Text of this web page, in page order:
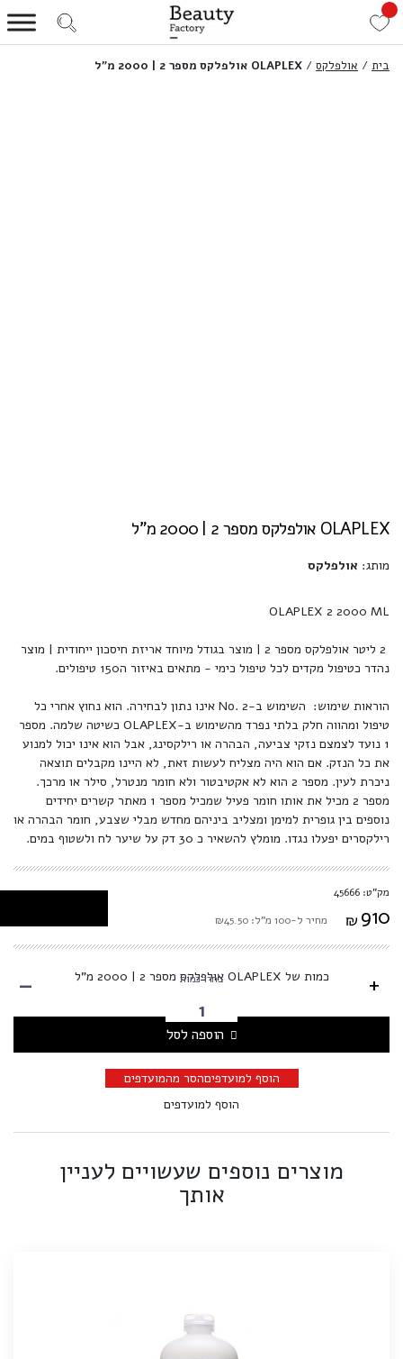
בית / אולפלקס / OLAPLEX אולפלקס מספר 2 | 2000 מ”ל
OLAPLEX אולפלקס מספר 2 | 2000 מ"ל
מותג: אולפלקס
OLAPLEX 2 2000 ML
2 ליטר אולפלקס מספר 2 | מוצר בגודל מיוחד אריזת חיסכון ייחודית | מוצר
נהדר כטיפול מקדים לכל טיפול כימי - מתאים באיזור ה150 טיפולים.
הוראות שימוש: השימוש ב-No. 2 אינו נתון לבחירה. הוא נחוץ אחרי כל
טיפול ומהווה חלק בלתי נפרד מהשימוש ב-OLAPLEX כשיטה שלמה. מספר
1 נועד לצמצם נזקי צביעה, הבהרה או רילקסינג, אבל הוא אינו יכול למנוע
את כל הנזק. אם הוא היה מצליח לעשות זאת, לא היינו מקבלים תוצאה
ניכרת לעין. מספר 2 הוא לא אקטיבטור ולא חומר מנטרל, סילר או מרכך.
מספר 2 מכיל את אותו חומר פעיל שמכיל מספר 1 מאתר קשרים יחידים
נוספים בין גופרית למימן ומצליב ביניהם מחדש מבלי שצבע, חומר הבהרה או
רילקסרים יפעלו נגדו. מומלץ להשאיר כ 30 דק על שיער לח ולשטוף במים.
מק"ט: 45666
₪ 910 מחיר ל-100 מ"ל: ₪45.50
+ כמות של OLAPLEX אולפלקס מספר 2 | 2000 מ"ל בחרו כמות -
הוספה לסל
הוסף למועדפיםהסר מהמועדפים
הוסף למועדפים
מוצרים נוספים שעשויים לעניין
אותך